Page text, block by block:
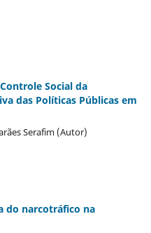
Social da
das Políticas Públicas em
Serafim (Autor)
do narcotráfico na